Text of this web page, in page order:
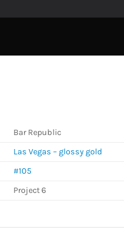
Bar Republic
Las Vegas – glossy gold
#105
Project 6